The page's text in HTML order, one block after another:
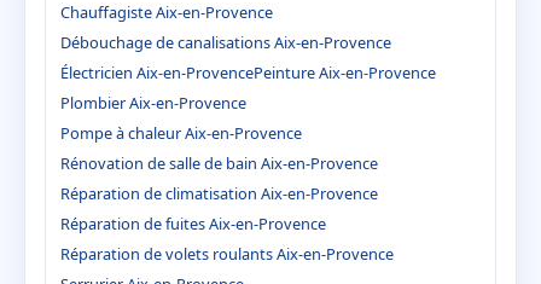
Chauffagiste Aix-en-Provence
Débouchage de canalisations Aix-en-Provence
Électricien Aix-en-ProvencePeinture Aix-en-Provence
Plombier Aix-en-Provence
Pompe à chaleur Aix-en-Provence
Rénovation de salle de bain Aix-en-Provence
Réparation de climatisation Aix-en-Provence
Réparation de fuites Aix-en-Provence
Réparation de volets roulants Aix-en-Provence